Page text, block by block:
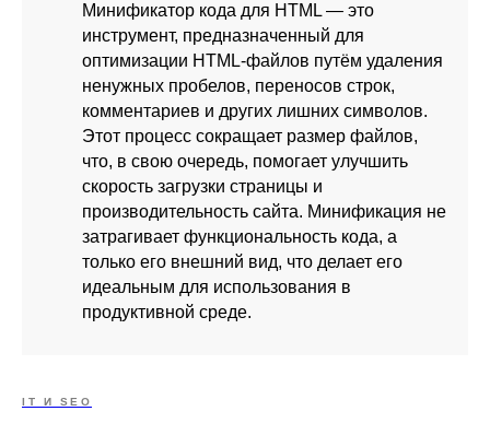
Минификатор кода для HTML — это
инструмент, предназначенный для
оптимизации HTML-файлов путём удаления
ненужных пробелов, переносов строк,
комментариев и других лишних символов.
Этот процесс сокращает размер файлов,
что, в свою очередь, помогает улучшить
скорость загрузки страницы и
производительность сайта. Минификация не
затрагивает функциональность кода, а
только его внешний вид, что делает его
идеальным для использования в
продуктивной среде.
IT И SEO